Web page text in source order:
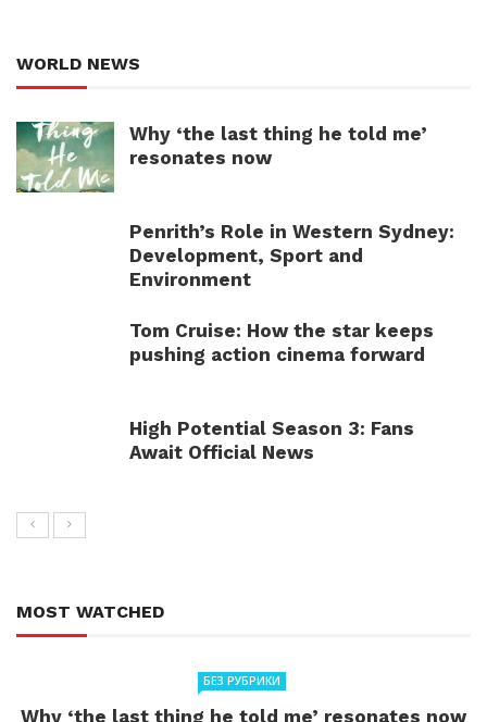
WORLD NEWS
Why ‘the last thing he told me’
resonates now
Penrith’s Role in Western Sydney:
Development, Sport and
Environment
Tom Cruise: How the star keeps
pushing action cinema forward
High Potential Season 3: Fans
Await Official News
MOST WATCHED
БЕЗ РУБРИКИ
Why ‘the last thing he told me’ resonates now